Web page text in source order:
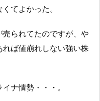
てよかった。
られてたのですが、や
ば値崩れしない強い株
ナ情勢・・・。